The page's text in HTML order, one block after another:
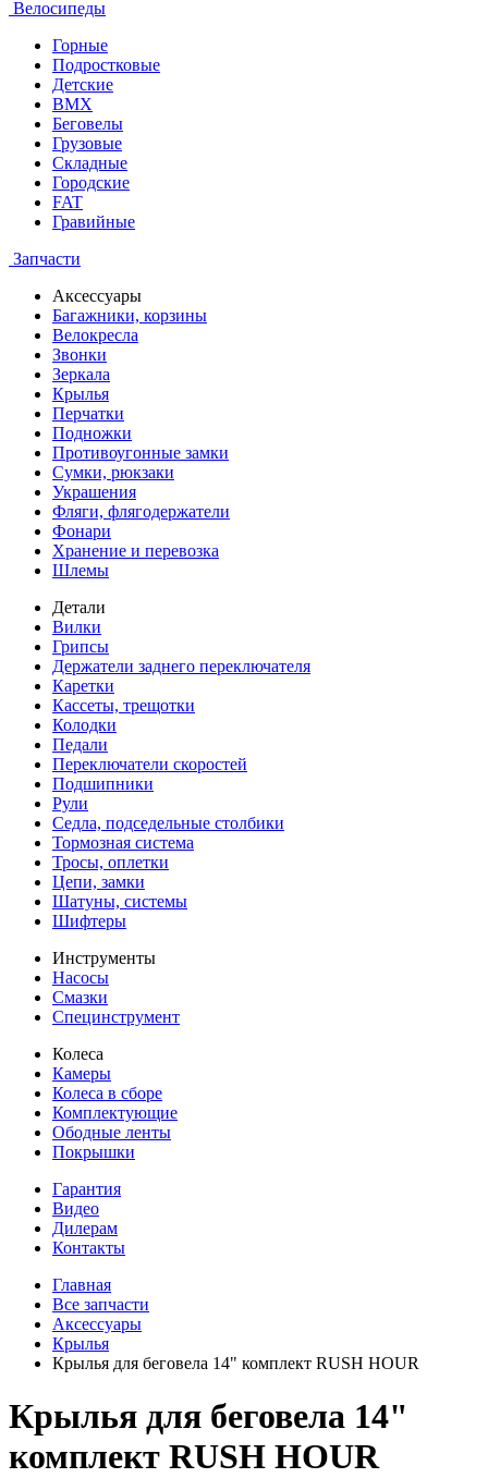
Велосипеды
Горные
Подростковые
Детские
BMX
Беговелы
Грузовые
Складные
Городские
FAT
Гравийные
Запчасти
Аксессуары
Багажники, корзины
Велокресла
Звонки
Зеркала
Крылья
Перчатки
Подножки
Противоугонные замки
Сумки, рюкзаки
Украшения
Фляги, флягодержатели
Фонари
Хранение и перевозка
Шлемы
Детали
Вилки
Грипсы
Держатели заднего переключателя
Каретки
Кассеты, трещотки
Колодки
Педали
Переключатели скоростей
Подшипники
Рули
Седла, подседельные столбики
Тормозная система
Тросы, оплетки
Цепи, замки
Шатуны, системы
Шифтеры
Инструменты
Насосы
Смазки
Специнструмент
Колеса
Камеры
Колеса в сборе
Комплектующие
Ободные ленты
Покрышки
Гарантия
Видео
Дилерам
Контакты
Главная
Все запчасти
Аксессуары
Крылья
Крылья для беговела 14" комплект RUSH HOUR
Крылья для беговела 14"
комплект RUSH HOUR